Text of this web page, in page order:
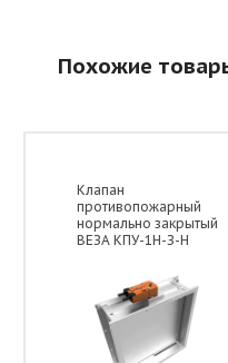
Похожие
Клапан
противопожарный
нормально закрытый
ВЕЗА КПУ-1Н-З-Н